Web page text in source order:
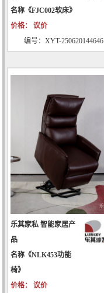
名称《FJC002软床》
价格： 议价
编号：XYT-250620144646
乐其家私 智能家居产
品
名称《NLK453功能
椅》
价格： 议价